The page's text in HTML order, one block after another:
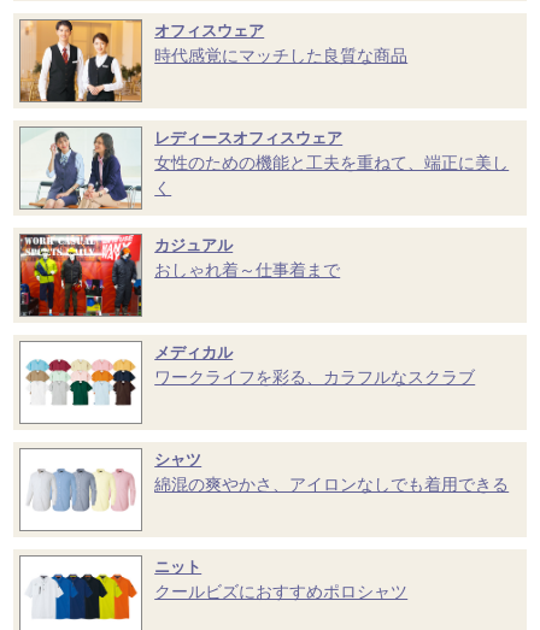
オフィスウェア
時代感覚にマッチした良質な商品
レディースオフィスウェア
女性のための機能と工夫を重ねて、端正に美し
く
カジュアル
おしゃれ着～仕事着まで
メディカル
ワークライフを彩る、カラフルなスクラブ
シャツ
綿混の爽やかさ、アイロンなしでも着用できる
ニット
クールビズにおすすめポロシャツ